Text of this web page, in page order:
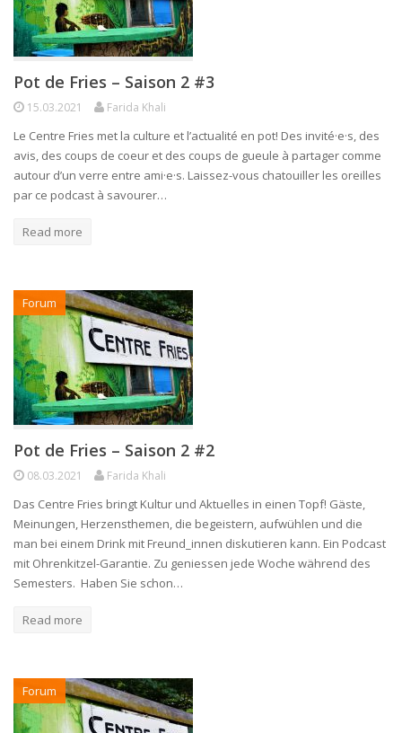
Pot de Fries – Saison 2 #3
15.03.2021 Farida Khali
Le Centre Fries met la culture et l’actualité en pot! Des invité·e·s, des
avis, des coups de coeur et des coups de gueule à partager comme
autour d’un verre entre ami·e·s. Laissez-vous chatouiller les oreilles
par ce podcast à savourer…
Read more
Forum
Pot de Fries – Saison 2 #2
08.03.2021 Farida Khali
Das Centre Fries bringt Kultur und Aktuelles in einen Topf! Gäste,
Meinungen, Herzensthemen, die begeistern, aufwühlen und die
man bei einem Drink mit Freund_innen diskutieren kann. Ein Podcast
mit Ohrenkitzel-Garantie. Zu geniessen jede Woche während des
Semesters. Haben Sie schon…
Read more
Forum